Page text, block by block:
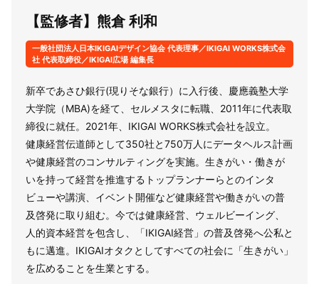
【監修者】熊倉 利和
一般社団法人日本IKIGAIデザイン協会 代表理事／IKIGAI WORKS株式会
社 代表取締役／IKIGAI広場 編集長
新卒であさひ銀行(現りそな銀行）に入行後、慶應義塾大学
大学院（MBA)を経て、セルメスタに転職、2011年に代表取
締役に就任。2021年、IKIGAI WORKS株式会社を設立。
健康経営伝道師として350社と750万人にデータヘルス計画
や健康経営のコンサルティングを実施。生きがい・働きが
いを持って経営を推進するトップランナーらとのインタ
ビューや講演、イベント開催など健康経営や働きがいの普
及啓発に取り組む。今では健康経営、ウェルビーイング、
人的資本経営を包含し、「IKIGAI経営」の普及啓発へ公私と
もに邁進。IKIGAIオタクとしてすべての社会に「生きがい」
を広めることを生業とする。